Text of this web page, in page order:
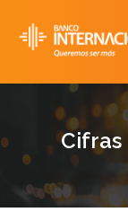
content
Cifras